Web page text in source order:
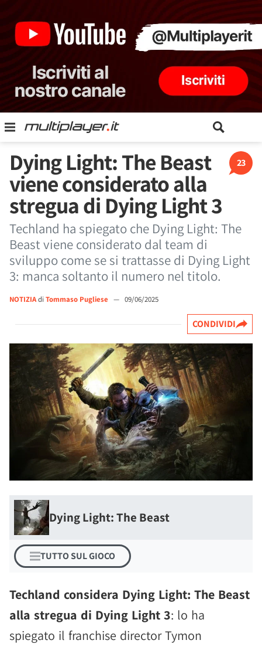
23
Dying Light: The Beast
viene considerato alla
stregua di Dying Light 3
Techland ha spiegato che Dying Light: The
Beast viene considerato dal team di
sviluppo come se si trattasse di Dying Light
3: manca soltanto il numero nel titolo.
NOTIZIAdi Tommaso Pugliese — 09/06/2025
CONDIVIDI
Dying Light: The Beast
TUTTO SUL GIOCO
Techland considera Dying Light: The Beast
alla stregua di Dying Light 3: lo ha
spiegato il franchise director Tymon